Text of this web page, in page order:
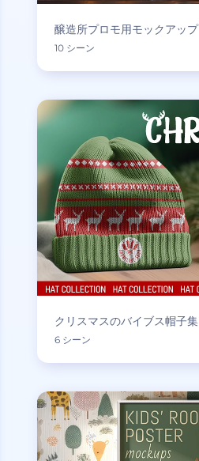
醸造所プロモ用モックアップ
10 シーン
クリスマスのバイブス帽子集
6 シーン